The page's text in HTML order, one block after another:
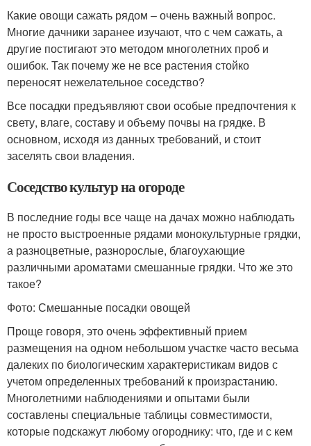
Какие овощи сажать рядом – очень важный вопрос.
Многие дачники заранее изучают, что с чем сажать, а
другие постигают это методом многолетних проб и
ошибок. Так почему же не все растения стойко
переносят нежелательное соседство?
Все посадки предъявляют свои особые предпочтения к
свету, влаге, составу и объему почвы на грядке. В
основном, исходя из данных требований, и стоит
заселять свои владения.
Соседство культур на огороде
В последние годы все чаще на дачах можно наблюдать
не просто выстроенные рядами монокультурные грядки,
а разноцветные, разнорослые, благоухающие
различными ароматами смешанные грядки. Что же это
такое?
Фото: Смешанные посадки овощей
Проще говоря, это очень эффективный прием
размещения на одном небольшом участке часто весьма
далеких по биологическим характеристикам видов с
учетом определенных требований к произрастанию.
Многолетними наблюдениями и опытами были
составлены специальные таблицы совместимости,
которые подскажут любому огороднику: что, где и с кем